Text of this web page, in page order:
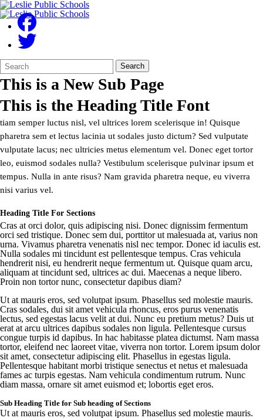
Search
Form
Quick
Search:
Search
This is a New Sub Page
This is the Heading Title Font
tiam semper luctus nisl, vel ultrices lorem scelerisque in! Quisque
pharetra sem et lectus lacinia ut sodales justo dictum? Sed vulputate
vulputate lacus; nec ultricies metus elementum vel. Donec eget tortor
leo, euismod sodales nulla? Vestibulum scelerisque pulvinar ipsum et
tempus. Nulla in ante risus? Nam gravida pharetra neque, eu viverra
nisi varius vel.
Heading Title For Sections
Cras at orci dolor, quis adipiscing nisi. Donec dignissim fermentum
orci sed tristique. Donec sem dui, porttitor ut malesuada at, varius non
urna. Vivamus pharetra venenatis nisl nec tempor. Donec id iaculis est.
Nulla sodales mi tincidunt est pellentesque tempus. Cras vehicula
hendrerit nisi, eu hendrerit neque fermentum ut. Quisque quam arcu,
aliquam at tincidunt sed, ultrices ac dui. Maecenas a neque libero.
Proin non tortor nunc, consectetur dapibus diam?
Ut at mauris eros, sed volutpat ipsum. Phasellus sed molestie mauris.
Cras sodales, dui sit amet vehicula rhoncus, eros purus venenatis
lectus, sed egestas lacus velit at dui. Nunc eu pretium metus? Duis ut
erat at arcu ultrices dapibus sodales non ligula. Pellentesque cursus
congue turpis id dapibus. In hac habitasse platea dictumst. Nam massa
tortor, eleifend nec laoreet vitae, viverra non tortor. Lorem ipsum dolor
sit amet, consectetur adipiscing elit. Phasellus in egestas ligula.
Pellentesque habitant morbi tristique senectus et netus et malesuada
fames ac turpis egestas. Nam vehicula condimentum rutrum. Nunc
diam massa, ornare sit amet euismod et; lobortis eget eros.
Sub Heading Title for Sub heading of Sections
Ut at mauris eros, sed volutpat ipsum. Phasellus sed molestie mauris.